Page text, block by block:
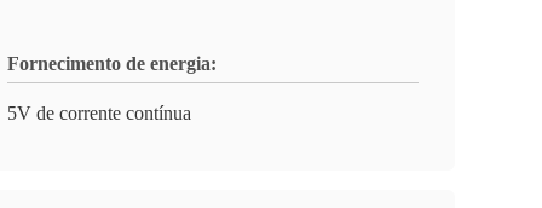
Fornecimento de energia:
5V de corrente contínua